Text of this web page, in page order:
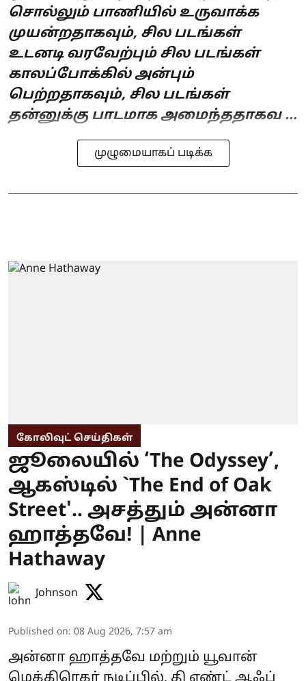
சொல்லும் பாணியில் உருவாக்க
முயன்றதாகவும், சில படங்கள்
உடனடி வரவேற்பும் சில படங்கள்
காலப்போக்கில் அன்பும்
பெற்றதாகவும், சில படங்கள்
தன்னுக்கு பாடமாக அமைந்ததாகவ ...
முழுமையாகப் படிக்க
கோலிவுட் செய்திகள்
ஜூலையில் ‘The Odyssey’,
ஆகஸ்டில் `The End of Oak
Street'.. அசத்தும் அன்னா
ஹாத்தவே! | Anne
Hathaway
Johnson
Published on: 08 Aug 2026, 7:57 am
அன்னா ஹாத்தவே மற்றும் யூவான்